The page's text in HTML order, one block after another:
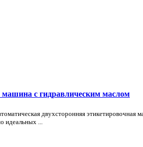
машина с гидравлическим маслом
двухсторонняя
идеальных ...